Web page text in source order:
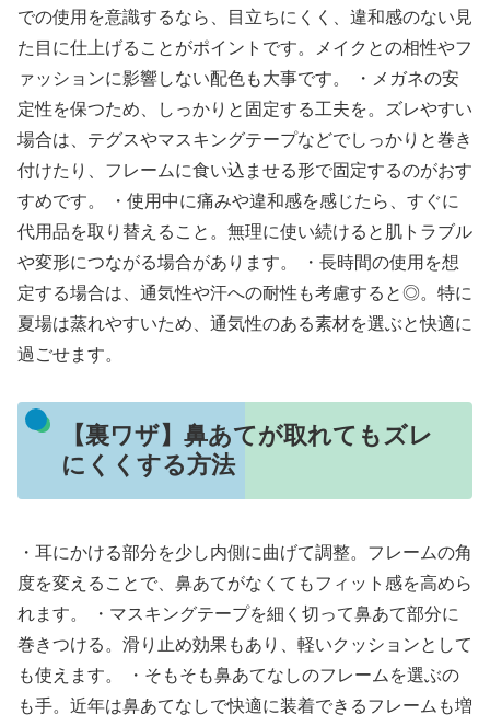
での使用を意識するなら、目立ちにくく、違和感のない見
た目に仕上げることがポイントです。メイクとの相性やフ
ァッションに影響しない配色も大事です。 ・メガネの安
定性を保つため、しっかりと固定する工夫を。ズレやすい
場合は、テグスやマスキングテープなどでしっかりと巻き
付けたり、フレームに食い込ませる形で固定するのがおす
すめです。 ・使用中に痛みや違和感を感じたら、すぐに
代用品を取り替えること。無理に使い続けると肌トラブル
や変形につながる場合があります。 ・長時間の使用を想
定する場合は、通気性や汗への耐性も考慮すると◎。特に
夏場は蒸れやすいため、通気性のある素材を選ぶと快適に
過ごせます。
【裏ワザ】鼻あてが取れてもズレ
にくくする方法
・耳にかける部分を少し内側に曲げて調整。フレームの角
度を変えることで、鼻あてがなくてもフィット感を高めら
れます。 ・マスキングテープを細く切って鼻あて部分に
巻きつける。滑り止め効果もあり、軽いクッションとして
も使えます。 ・そもそも鼻あてなしのフレームを選ぶの
も手。近年は鼻あてなしで快適に装着できるフレームも増